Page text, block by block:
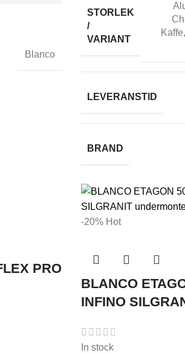
Blanco
STORLEK
/
VARIANT
Kaffe,
LEVERANSTID
BRAND
PRO
-20% Hot
BLANCO
INFINO
In stock